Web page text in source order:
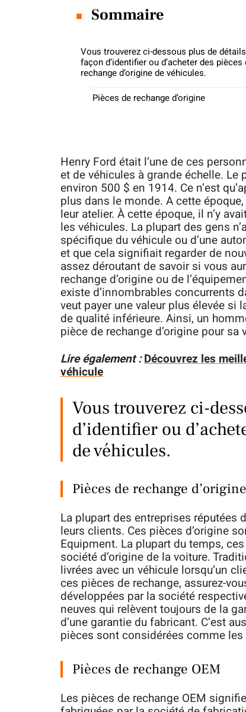
Sommaire
Vous trouverez ci-dessous plus de
façon d’identifier ou d’acheter des pièces
rechange d’origine de véhicules.
Pièces de rechange d’origine
Henry Ford était l’une de ces
et de véhicules à grande échelle. Le
environ 500 $ en 1914. Ce n’est
plus dans le monde. A cette
leur atelier. À cette époque, il n’y
les véhicules. La plupart des gens
spécifique du véhicule ou d’une
et que cela signifiait regarder de
assez déroutant de savoir si vous
rechange d’origine ou de
existe d’innombrables concurrents
veut payer une valeur plus élevée si
de qualité inférieure. Ainsi, un
pièce de rechange d’origine pour sa
Lire également :Découvrez les
véhicule
Vous trouverez ci-
d’identifier ou
de véhicules.
Pièces de rechange d’origine
La plupart des entreprises réputées
leurs clients. Ces pièces d’origine
Equipment. La plupart du temps,
société d’origine de la voiture.
livrées avec un véhicule lorsqu’un
ces pièces de rechange, assurez-
développées par la société
neuves qui relèvent toujours de la
d’une garantie du fabricant. C’est
pièces sont considérées comme les
Pièces de rechange OEM
Les pièces de rechange OEM